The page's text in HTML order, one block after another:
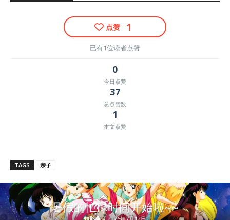
点赞 1
已有1位读者点赞
0
今日点赞
37
总点赞数
1
本文点赞
TAGS 亲子
暑假的忙碌时间开始啦~~
知影燕 - 2026年7月12日